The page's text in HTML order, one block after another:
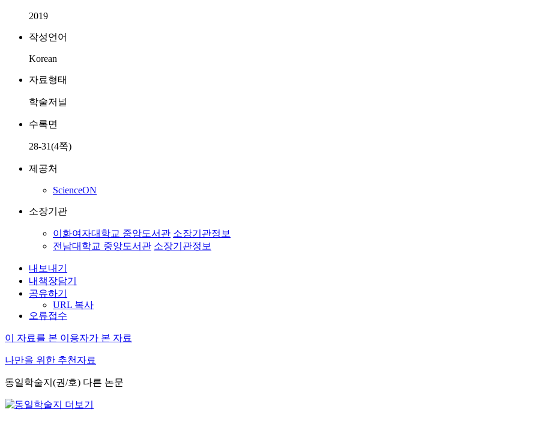
2019
작성언어
Korean
자료형태
학술저널
수록면
28-31(4쪽)
제공처
ScienceON
소장기관
이화여자대학교 중앙도서관 소장기관정보
전남대학교 중앙도서관 소장기관정보
내보내기
내책장담기
공유하기
URL 복사
오류접수
이 자료를 본 이용자가 본 자료
나만을 위한 추천자료
동일학술지(권/호) 다른 논문